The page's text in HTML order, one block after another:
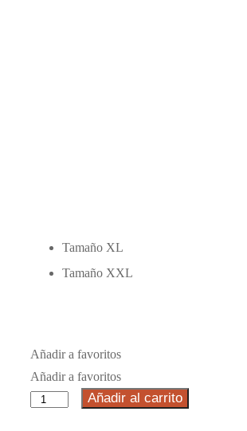
Tamaño XL
Tamaño XXL
Añadir a favoritos
Añadir a favoritos
Añadir al carrito